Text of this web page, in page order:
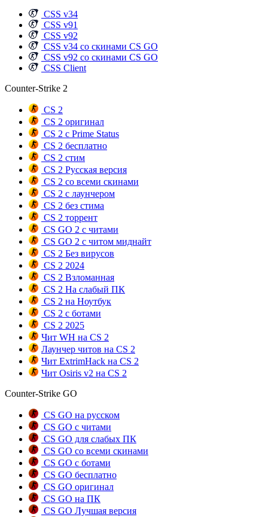
CSS v34
CSS v91
CSS v92
CSS v34 со скинами CS GO
CSS v92 со скинами CS GO
CSS Client
Counter-Strike 2
CS 2
CS 2 оригинал
CS 2 с Prime Status
CS 2 бесплатно
CS 2 стим
CS 2 Русская версия
CS 2 со всеми скинами
CS 2 с лаунчером
CS 2 без стима
CS 2 торрент
CS GO 2 с читами
CS GO 2 с читом миднайт
CS 2 Без вирусов
CS 2 2024
CS 2 Взломанная
CS 2 На слабый ПК
CS 2 на Ноутбук
CS 2 с ботами
CS 2 2025
Чит WH на CS 2
Лаунчер читов на CS 2
Чит ExtrimHack на CS 2
Чит Osiris v2 на CS 2
Counter-Strike GO
CS GO на русском
CS GO с читами
CS GO для слабых ПК
CS GO со всеми скинами
CS GO с ботами
CS GO бесплатно
CS GO оригинал
CS GO на ПК
CS GO Лучшая версия